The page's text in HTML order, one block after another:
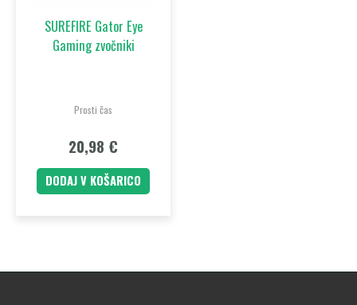
SUREFIRE Gator Eye
Gaming zvočniki
Prosti čas
20,98 €
DODAJ V KOŠARICO